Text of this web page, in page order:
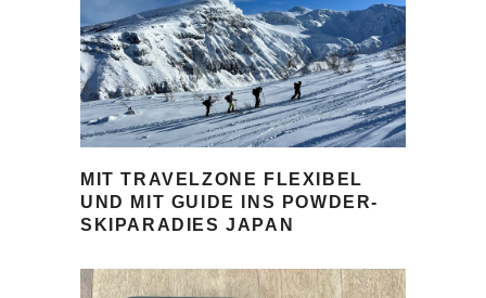
MIT TRAVELZONE FLEXIBEL
UND MIT GUIDE INS POWDER-
SKIPARADIES JAPAN